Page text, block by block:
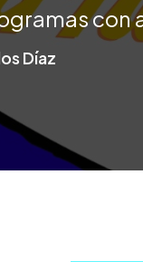
con
Díaz